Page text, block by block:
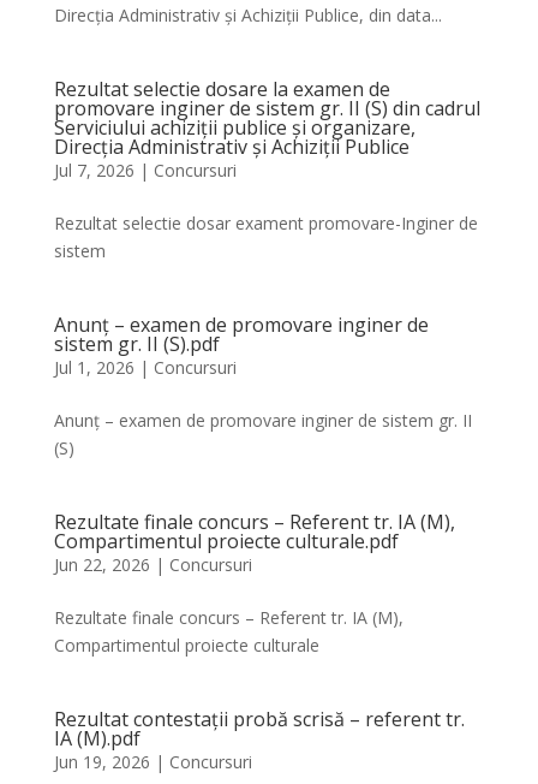
Direcția Administrativ și Achiziții Publice, din data...
Rezultat selectie dosare la examen de
promovare inginer de sistem gr. II (S) din cadrul
Serviciului achiziții publice și organizare,
Direcția Administrativ și Achiziții Publice
Jul 7, 2026 | Concursuri
Rezultat selectie dosar exament promovare-Inginer de
sistem
Anunț – examen de promovare inginer de
sistem gr. II (S).pdf
Jul 1, 2026 | Concursuri
Anunț – examen de promovare inginer de sistem gr. II
(S)
Rezultate finale concurs – Referent tr. IA (M),
Compartimentul proiecte culturale.pdf
Jun 22, 2026 | Concursuri
Rezultate finale concurs – Referent tr. IA (M),
Compartimentul proiecte culturale
Rezultat contestații probă scrisă – referent tr.
IA (M).pdf
Jun 19, 2026 | Concursuri